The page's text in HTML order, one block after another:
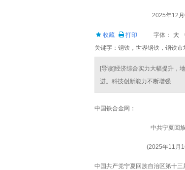
2025年12
收藏 打印 字体： 大
关键字：钢铁，世界钢铁，钢铁
[导读]经济综合实力大幅提升，
进。科技创新能力不断增强
中国铁合金网：
中共宁夏回
(2025年11月
中国共产党宁夏回族自治区第十